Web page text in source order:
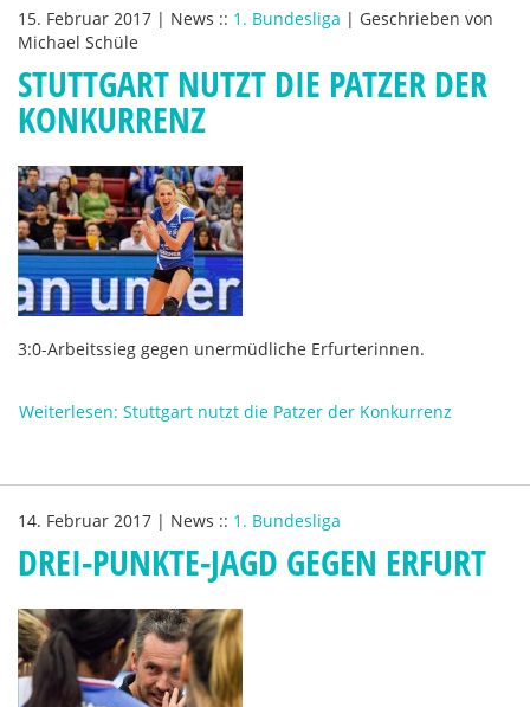
15. Februar 2017 | News :: 1. Bundesliga | Geschrieben von
Michael Schüle
STUTTGART NUTZT DIE PATZER DER
KONKURRENZ
3:0-Arbeitssieg gegen unermüdliche Erfurterinnen.
Weiterlesen: Stuttgart nutzt die Patzer der Konkurrenz
14. Februar 2017 | News :: 1. Bundesliga
DREI-PUNKTE-JAGD GEGEN ERFURT